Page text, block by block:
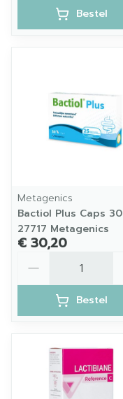
Bestel
Metagenics
Bactiol Plus Caps 30
27717 Metagenics
€ 30,20
Bestel